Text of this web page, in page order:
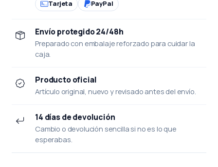
Tarjeta PayPal
Envío protegido 24/48h
Preparado con embalaje reforzado para cuidar la
caja.
Producto oficial
Artículo original, nuevo y revisado antes del envío.
14 días de devolución
Cambio o devolución sencilla si no es lo que
esperabas.